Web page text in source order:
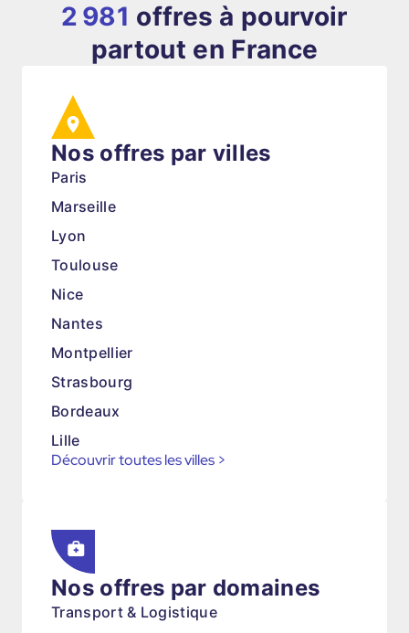
2 981 offres à pourvoir
partout en France
Nos offres par villes
Paris
Marseille
Lyon
Toulouse
Nice
Nantes
Montpellier
Strasbourg
Bordeaux
Lille
Découvrir toutes les villes >
Nos offres par domaines
Transport & Logistique